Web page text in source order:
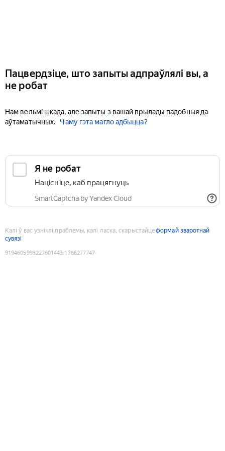
Пацвердзіце, што запыты адпраўлялі вы, а
не робат
Нам вельмі шкада, але запыты з вашай прылады падобныя да
аўтаматычных.
Чаму гэта магло адбыцца?
Я не робат
Націсніце, каб працягнуць
SmartCaptcha by Yandex Cloud
Калі ў вас узніклі праблемы, калі ласка, скарыстайцеформай зваротнай
сувязі
9194605993227601443:1786277747